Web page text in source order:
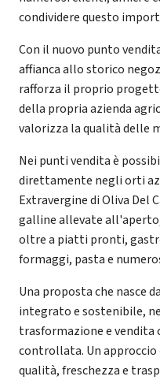
condividere questo
Con il nuovo punto
affianca allo storico
rafforza il proprio
della propria azienda
valorizza la qualità delle
Nei punti vendita è
direttamente negli orti
Extravergine di Oliva Del
galline allevate
oltre a piatti pronti,
formaggi, pasta e
Una proposta che nasce
integrato e sostenibile,
trasformazione e vendita
controllata. Un
qualità, freschezza e